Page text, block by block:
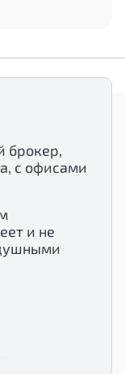
брокер,
с офисами
и не